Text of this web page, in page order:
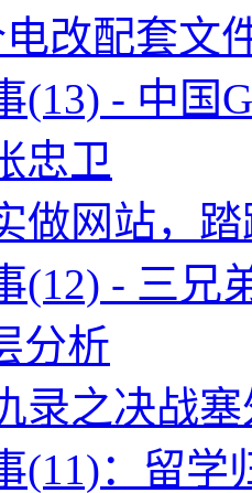
改配套文
(13) - 中国
忠卫
做网站，
(12) - 三兄
分析
录之决战
(11)：留学